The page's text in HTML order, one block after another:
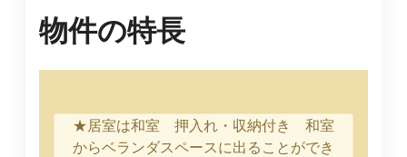
物件の特長
★居室は和室 押入れ・収納付き 和室
からベランダスペースに出ることができ